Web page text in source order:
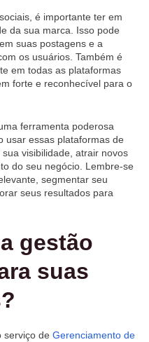
é importante ter em
da sua marca. Isso pode
suas postagens e a
os usuários. Também é
em todas as plataformas
forte e reconhecível para o
ferramenta poderosa
usar essas plataformas de
visibilidade, atrair novos
do seu negócio. Lembre-se
segmentar seu
seus resultados para
gestão
suas
serviço de Gerenciamento de